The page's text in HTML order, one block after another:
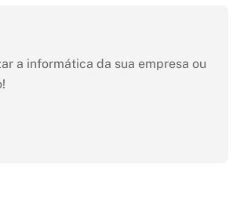
a informática da sua empresa ou